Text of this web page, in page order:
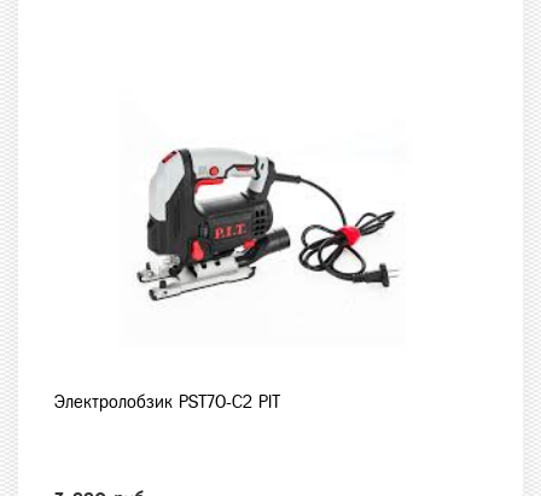
Электролобзик PST70-C2 PIT